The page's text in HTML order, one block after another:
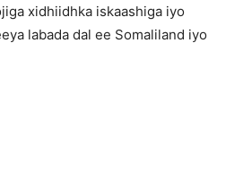
xidhiidhka iskaashiga iyo
labada dal ee Somaliland iyo